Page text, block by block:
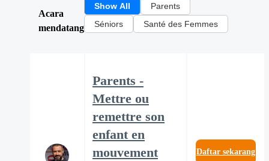
Acara
mendatang
Show All
Parents
Séniors
Santé des Femmes
Parents -
Mettre ou
remettre son
enfant en
mouvement
Daftar sekarang